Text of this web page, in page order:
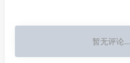
暂无评论...